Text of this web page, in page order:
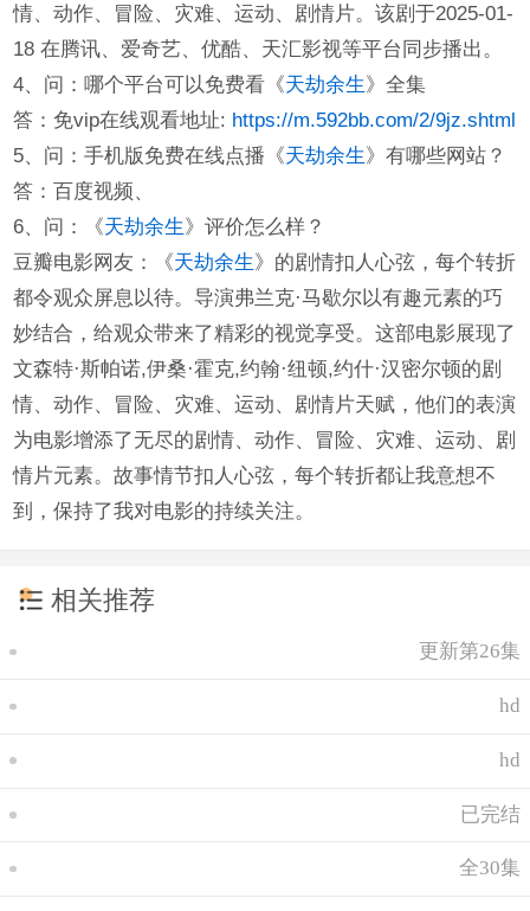
情、动作、冒险、灾难、运动、剧情片。该剧于2025-01-
18 在腾讯、爱奇艺、优酷、天汇影视等平台同步播出。
4、问：哪个平台可以免费看《天劫余生》全集
答：免vip在线观看地址: https://m.592bb.com/2/9jz.shtml
5、问：手机版免费在线点播《天劫余生》有哪些网站？
答：百度视频、
6、问：《天劫余生》评价怎么样？
豆瓣电影网友：《天劫余生》的剧情扣人心弦，每个转折
都令观众屏息以待。导演弗兰克·马歇尔以有趣元素的巧
妙结合，给观众带来了精彩的视觉享受。这部电影展现了
文森特·斯帕诺,伊桑·霍克,约翰·纽顿,约什·汉密尔顿的剧
情、动作、冒险、灾难、运动、剧情片天赋，他们的表演
为电影增添了无尽的剧情、动作、冒险、灾难、运动、剧
情片元素。故事情节扣人心弦，每个转折都让我意想不
到，保持了我对电影的持续关注。
相关推荐
更新第26集
hd
hd
已完结
全30集